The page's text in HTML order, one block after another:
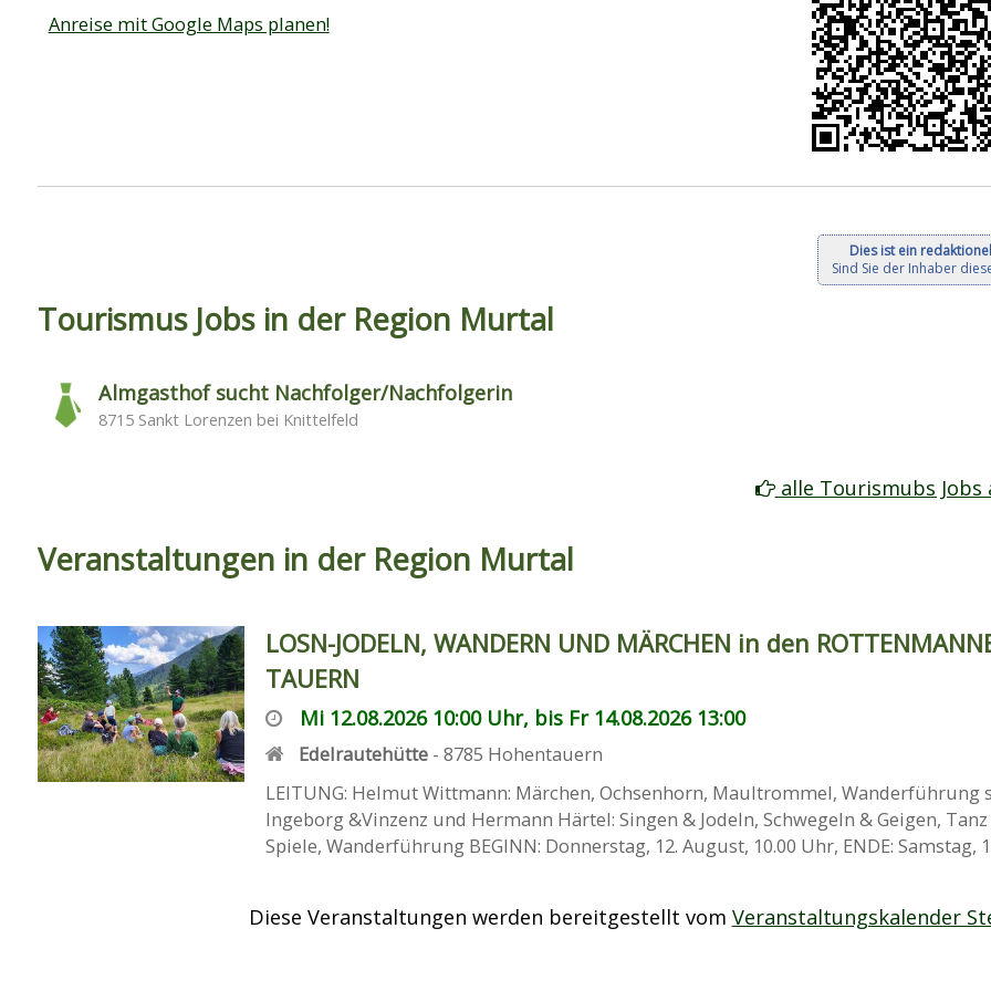
Anreise mit Google Maps planen!
Dies ist ein
Sind Sie der Inhaber
Tourismus Jobs in der Region Murtal
Almgasthof sucht Nachfolger/Nachfolgerin
8715 Sankt Lorenzen bei Knittelfeld
alle Tourismubs Jobs
Veranstaltungen in der Region Murtal
LOSN-JODELN, WANDERN UND MÄRCHEN in den
TAUERN
Mi 12.08.2026 10:00 Uhr, bis Fr 14.08.2026 13:00
Edelrautehütte -8785 Hohentauern
LEITUNG: Helmut Wittmann: Märchen, Ochsenhorn, Maultrommel, Wanderführung
Ingeborg &Vinzenz und Hermann Härtel: Singen & Jodeln, Schwegeln & Geigen,
Spiele, Wanderführung BEGINN: Donnerstag, 12. August, 10.00 Uhr, ENDE: Samstag,
Diese Veranstaltungen werden bereitgestellt vom Veranstaltungskalender